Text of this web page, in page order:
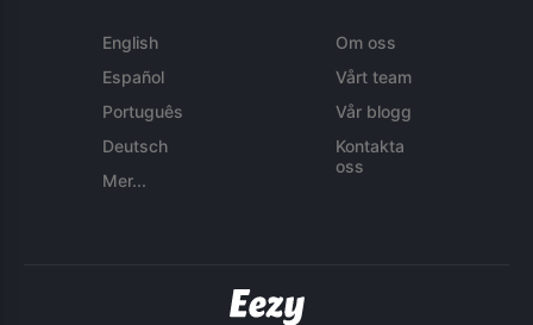
English
Español
Português
Deutsch
Mer...
Om oss
Vårt team
Vår blogg
Kontakta
oss